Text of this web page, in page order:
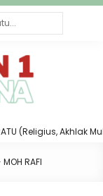
(Religius, Akhlak
MOH RAFI